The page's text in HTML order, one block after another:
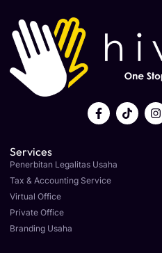
Services
Penerbitan Legalitas Usaha
Tax & Accounting Service
Virtual Office
Private Office
Branding Usaha